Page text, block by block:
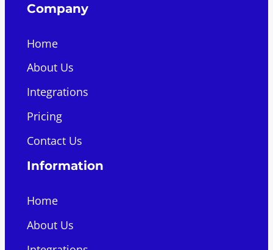
Company
Home
About Us
Integrations
Pricing
Contact Us
Information
Home
About Us